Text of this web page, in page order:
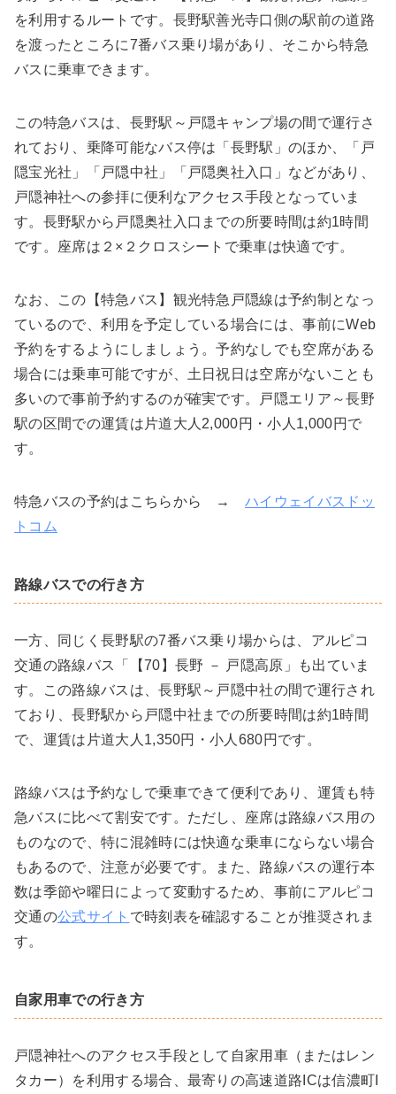
を利用するルートです。長野駅善光寺口側の駅前の道路
を渡ったところに7番バス乗り場があり、そこから特急
バスに乗車できます。
この特急バスは、長野駅～戸隠キャンプ場の間で運行さ
れており、乗降可能なバス停は「長野駅」のほか、「戸
隠宝光社」「戸隠中社」「戸隠奥社入口」などがあり、
戸隠神社への参拝に便利なアクセス手段となっていま
す。長野駅から戸隠奥社入口までの所要時間は約1時間
です。座席は２×２クロスシートで乗車は快適です。
なお、この【特急バス】観光特急戸隠線は予約制となっ
ているので、利用を予定している場合には、事前にWeb
予約をするようにしましょう。予約なしでも空席がある
場合には乗車可能ですが、土日祝日は空席がないことも
多いので事前予約するのが確実です。戸隠エリア～長野
駅の区間での運賃は片道大人2,000円・小人1,000円で
す。
特急バスの予約はこちらから →ハイウェイバスドッ
トコム
路線バスでの行き方
一方、同じく長野駅の7番バス乗り場からは、アルピコ
交通の路線バス「【70】長野 － 戸隠高原」も出ていま
す。この路線バスは、長野駅～戸隠中社の間で運行され
ており、長野駅から戸隠中社までの所要時間は約1時間
で、運賃は片道大人1,350円・小人680円です。
路線バスは予約なしで乗車できて便利であり、運賃も特
急バスに比べて割安です。ただし、座席は路線バス用の
ものなので、特に混雑時には快適な乗車にならない場合
もあるので、注意が必要です。また、路線バスの運行本
数は季節や曜日によって変動するため、事前にアルピコ
交通の公式サイト で時刻表を確認することが推奨されま
す。
自家用車での行き方
戸隠神社へのアクセス手段として自家用車（またはレン
タカー）を利用する場合、最寄りの高速道路ICは信濃町I